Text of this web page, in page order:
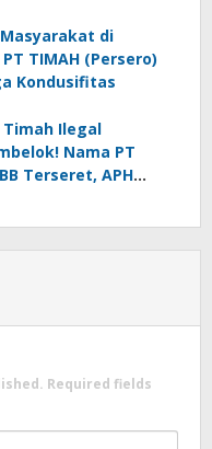
di
TIMAH (Persero)
Kondusifitas
Ilegal
Nama PT
Terseret, APH
Required fields